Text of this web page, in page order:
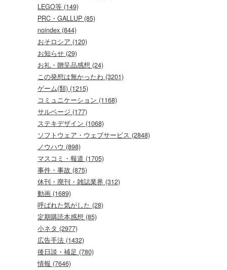
LEGO等 (149)
PRC・GALLUP (85)
noindex (844)
おそロシア (120)
お知らせ (29)
お礼・贈呈品感想 (24)
この発想は無かったわ (3201)
ゲーム(類) (1215)
コミュニケーション (1168)
サルベージ (177)
ステキデザイン (1068)
ソフトウェア・ウェブサービス (2848)
ノウハウ (898)
マスコミ・報道 (1705)
事件・事故 (875)
休刊・廃刊・雑誌業界 (312)
動画 (1689)
呼ばれた気がした (28)
定期購読本感想 (85)
小ネタ (2977)
広告手法 (1432)
後日談・補足 (780)
情報 (7646)